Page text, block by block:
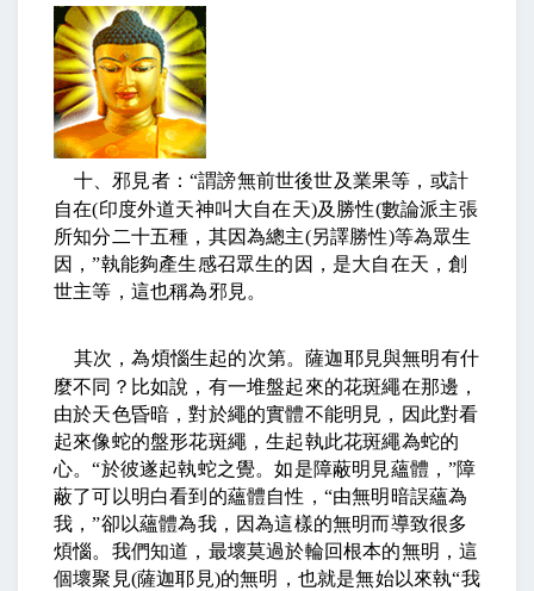
十、邪見者：“謂謗無前世後世及業果等，或計
自在(印度外道天神叫大自在天)及勝性(數論派主張
所知分二十五種，其因為總主(另譯勝性)等為眾生
因，”執能夠產生感召眾生的因，是大自在天，創
世主等，這也稱為邪見。
其次，為煩惱生起的次第。薩迦耶見與無明有什
麼不同？比如說，有一堆盤起來的花斑繩在那邊，
由於天色昏暗，對於繩的實體不能明見，因此對看
起來像蛇的盤形花斑繩，生起執此花斑繩為蛇的
心。“於彼遂起執蛇之覺。如是障蔽明見蘊體，”障
蔽了可以明白看到的蘊體自性， “由無明暗誤蘊為
我，”卻以蘊體為我，因為這樣的無明而導致很多
煩惱。我們知道，最壞莫過於輪回根本的無明，這
個壞聚見(薩迦耶見)的無明，也就是無始以來執“我